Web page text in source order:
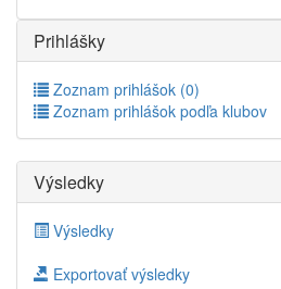
Prihlášky
Zoznam prihlášok (0)
Zoznam prihlášok podľa klubov
Výsledky
Výsledky
Exportovať výsledky